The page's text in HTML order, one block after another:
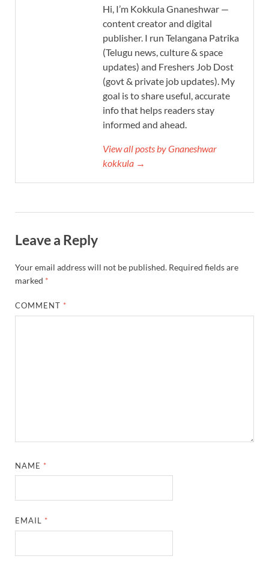
Hi, I’m Kokkula Gnaneshwar —
content creator and digital
publisher. I run Telangana Patrika
(Telugu news, culture & space
updates) and Freshers Job Dost
(govt & private job updates). My
goal is to share useful, accurate
info that helps readers stay
informed and ahead.
View all posts by Gnaneshwar
kokkula →
Leave a Reply
Your email address will not be published. Required fields are
marked *
COMMENT *
NAME *
EMAIL *